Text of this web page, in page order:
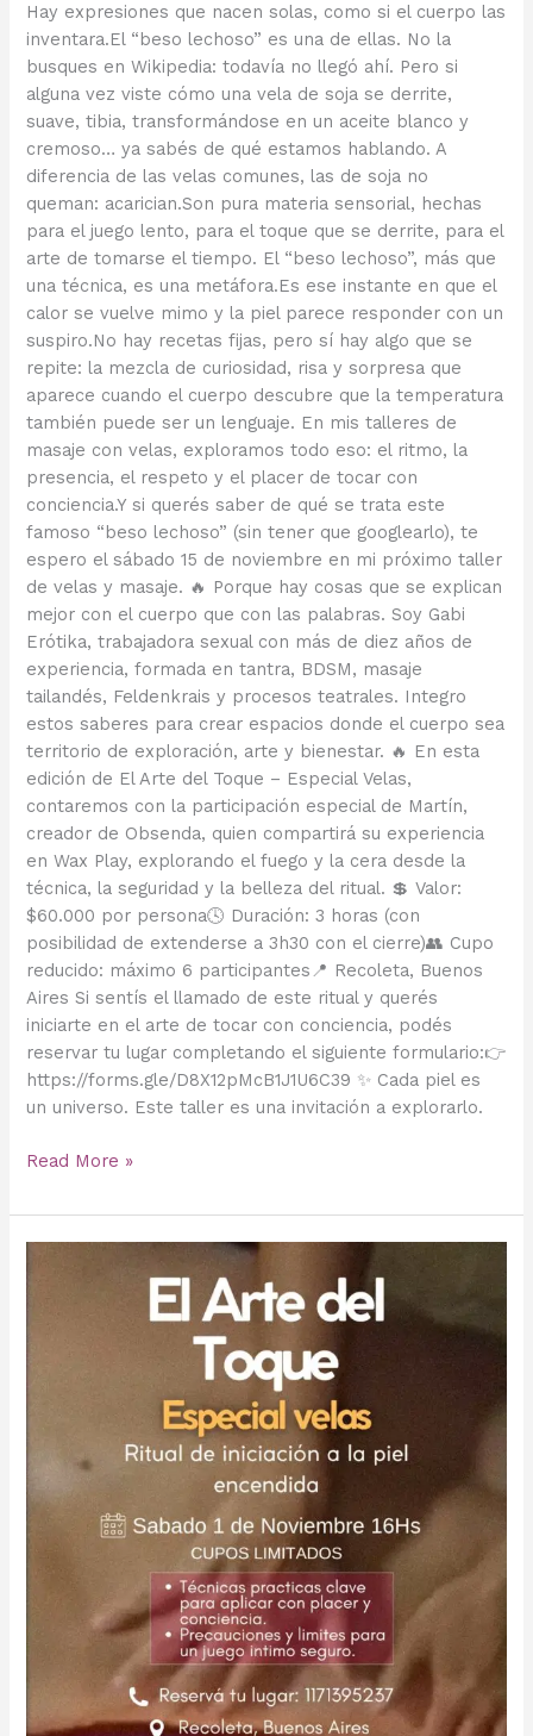
Hay expresiones que nacen solas, como si el cuerpo las
inventara.El “beso lechoso” es una de ellas. No la
busques en Wikipedia: todavía no llegó ahí. Pero si
alguna vez viste cómo una vela de soja se derrite,
suave, tibia, transformándose en un aceite blanco y
cremoso… ya sabés de qué estamos hablando. A
diferencia de las velas comunes, las de soja no
queman: acarician.Son pura materia sensorial, hechas
para el juego lento, para el toque que se derrite, para el
arte de tomarse el tiempo. El “beso lechoso”, más que
una técnica, es una metáfora.Es ese instante en que el
calor se vuelve mimo y la piel parece responder con un
suspiro.No hay recetas fijas, pero sí hay algo que se
repite: la mezcla de curiosidad, risa y sorpresa que
aparece cuando el cuerpo descubre que la temperatura
también puede ser un lenguaje. En mis talleres de
masaje con velas, exploramos todo eso: el ritmo, la
presencia, el respeto y el placer de tocar con
conciencia.Y si querés saber de qué se trata este
famoso “beso lechoso” (sin tener que googlearlo), te
espero el sábado 15 de noviembre en mi próximo taller
de velas y masaje. 🔥 Porque hay cosas que se explican
mejor con el cuerpo que con las palabras. Soy Gabi
Erótika, trabajadora sexual con más de diez años de
experiencia, formada en tantra, BDSM, masaje
tailandés, Feldenkrais y procesos teatrales. Integro
estos saberes para crear espacios donde el cuerpo sea
territorio de exploración, arte y bienestar. 🔥 En esta
edición de El Arte del Toque – Especial Velas,
contaremos con la participación especial de Martín,
creador de Obsenda, quien compartirá su experiencia
en Wax Play, explorando el fuego y la cera desde la
técnica, la seguridad y la belleza del ritual. 💲 Valor:
$60.000 por persona🕓 Duración: 3 horas (con
posibilidad de extenderse a 3h30 con el cierre)👥 Cupo
reducido: máximo 6 participantes📍 Recoleta, Buenos
Aires Si sentís el llamado de este ritual y querés
iniciarte en el arte de tocar con conciencia, podés
reservar tu lugar completando el siguiente formulario:👉
https://forms.gle/D8X12pMcB1J1U6C39 ✨ Cada piel es
un universo. Este taller es una invitación a explorarlo.
Read More »